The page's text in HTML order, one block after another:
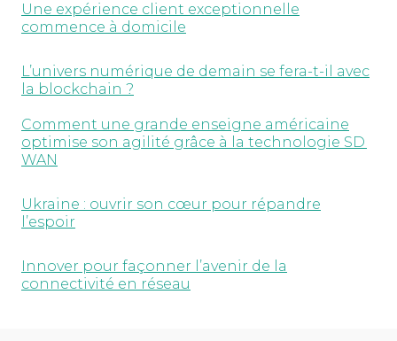
Une expérience client exceptionnelle
commence à domicile
L’univers numérique de demain se fera-t-il avec
la blockchain ?
Comment une grande enseigne américaine
optimise son agilité grâce à la technologie SD
WAN
Ukraine : ouvrir son cœur pour répandre
l’espoir
Innover pour façonner l’avenir de la
connectivité en réseau